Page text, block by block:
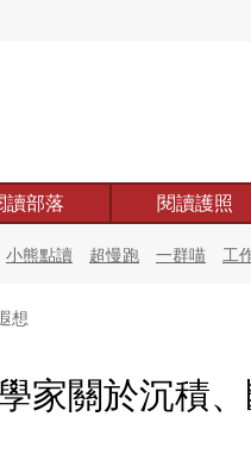
讀部落 閱讀護照
小熊點讀 超慢跑 一群喵 工
想
家關於沉積